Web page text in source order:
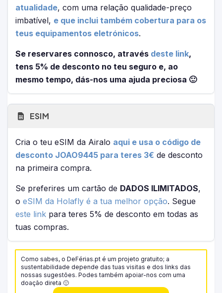
atualidade, com uma relação qualidade-preço
imbatível, e que inclui também cobertura para os
teus equipamentos eletrónicos.
Se reservares connosco, através deste link,
tens 5% de desconto no teu seguro e, ao
mesmo tempo, dás-nos uma ajuda preciosa 🙂
ESIM
Cria o teu eSIM da Airalo aqui e usa o código de
desconto JOAO9445 para teres 3€ de desconto
na primeira compra.
Se preferires um cartão de DADOS ILIMITADOS,
o eSIM da Holafly é a tua melhor opção. Segue
este link para teres 5% de desconto em todas as
tuas compras.
Como sabes, o DeFérias.pt é um projeto gratuito; a
sustentabilidade depende das tuas visitas e dos links das
nossas sugestões. Podes também apoiar-nos com uma
doação direta 🙂